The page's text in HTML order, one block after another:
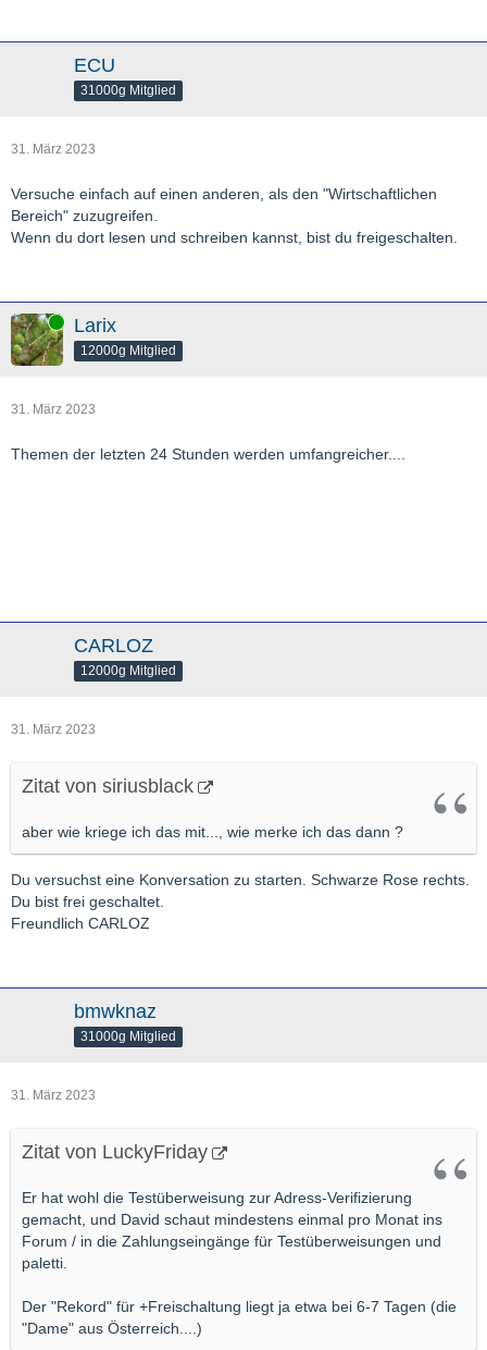
ECU
31000g Mitglied
31. März 2023
Versuche einfach auf einen anderen, als den "Wirtschaftlichen
Bereich" zuzugreifen.
Wenn du dort lesen und schreiben kannst, bist du freigeschalten.
Online Larix
12000g Mitglied
31. März 2023
Themen der letzten 24 Stunden werden umfangreicher....
CARLOZ
12000g Mitglied
31. März 2023
Zitat von siriusblack
aber wie kriege ich das mit..., wie merke ich das dann ?
Du versuchst eine Konversation zu starten. Schwarze Rose rechts.
Du bist frei geschaltet.
Freundlich CARLOZ
bmwknaz
31000g Mitglied
31. März 2023
Zitat von LuckyFriday
Er hat wohl die Testüberweisung zur Adress-Verifizierung
gemacht, und David schaut mindestens einmal pro Monat ins
Forum / in die Zahlungseingänge für Testüberweisungen und
paletti.
Der "Rekord" für +Freischaltung liegt ja etwa bei 6-7 Tagen (die
"Dame" aus Österreich....)